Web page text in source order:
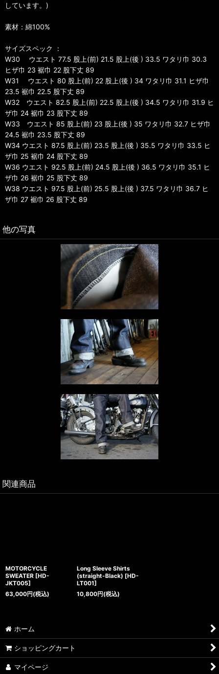
しています。)
素材：綿100%
サイズスペック ：
W30 ウエスト 77.5 股上(前) 21.5 股上(後 ) 33.5 ワタリ巾 30.3
ヒザ巾 23 裾巾 22 股下丈 89
W31 ウエスト 80 股上(前) 22 股上(後 ) 34 ワタリ巾 31.1 ヒザ巾
23.5 裾巾 22.5 股下丈 89
W32 ウエスト 82.5 股上(前) 22.5 股上(後 ) 34.5 ワタリ巾 31.9 ヒ
ザ巾 24 裾巾 23 股下丈 89
W33 ウエスト 85 股上(前) 23 股上(後 ) 35 ワタリ巾 32.7 ヒザ巾
24.5 裾巾 23.5 股下丈 89
W34 ウエスト 87.5 股上(前) 23.5 股上(後 ) 35.5 ワタリ巾 33.5 ヒ
ザ巾 25 裾巾 24 股下丈 89
W36 ウエスト 92.5 股上(前) 24.5 股上(後 ) 36.5 ワタリ巾 35.1 ヒ
ザ巾 26 裾巾 25 股下丈 89
W38 ウエスト 97.5 股上(前) 25.5 股上(後 ) 37.5 ワタリ巾 36.7 ヒ
ザ巾 27 裾巾 26 股下丈 89
他の写真
関連商品
MOTORCYCLE
SWEATER [HD-
JKT005]
63,000円(税込)
Long Sleeve Shirts
(straight-Black) [HD-
LT001]
10,800円(税込)
ホーム
ショッピングカート
マイページ